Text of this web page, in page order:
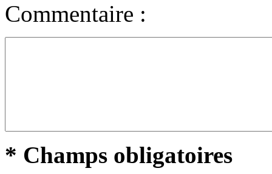
Commentaire :
* Champs obligatoires